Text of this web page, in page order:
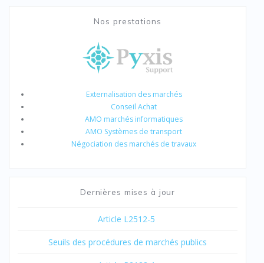
Nos prestations
Externalisation des marchés
Conseil Achat
AMO marchés informatiques
AMO Systèmes de transport
Négociation des marchés de travaux
Dernières mises à jour
Article L2512-5
Seuils des procédures de marchés publics